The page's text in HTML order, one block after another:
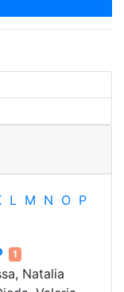
L M N O P
1
Natalia